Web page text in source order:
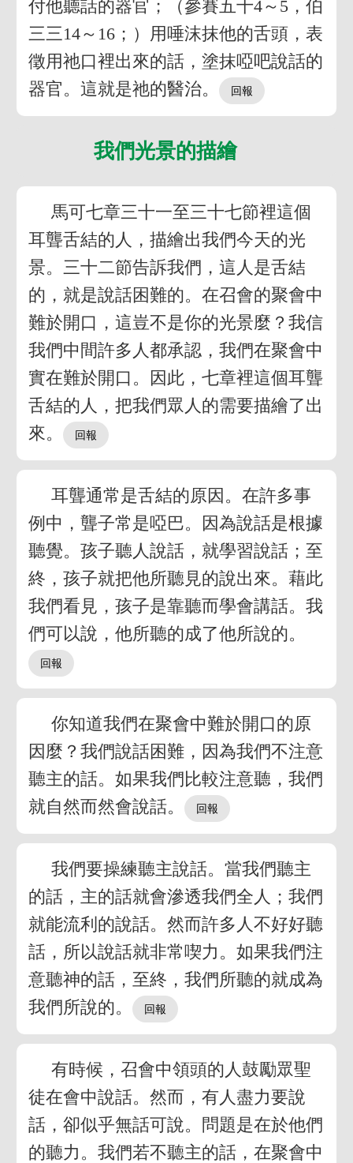
付他聽話的器官；（參賽五十4～5，伯
三三14～16；）用唾沫抹他的舌頭，表
徵用祂口裡出來的話，塗抹啞吧說話的
器官。這就是祂的醫治。
我們光景的描繪
馬可七章三十一至三十七節裡這個
耳聾舌結的人，描繪出我們今天的光
景。三十二節告訴我們，這人是舌結
的，就是說話困難的。在召會的聚會中
難於開口，這豈不是你的光景麼？我信
我們中間許多人都承認，我們在聚會中
實在難於開口。因此，七章裡這個耳聾
舌結的人，把我們眾人的需要描繪了出
來。
耳聾通常是舌結的原因。在許多事
例中，聾子常是啞巴。因為說話是根據
聽覺。孩子聽人說話，就學習說話；至
終，孩子就把他所聽見的說出來。藉此
我們看見，孩子是靠聽而學會講話。我
們可以說，他所聽的成了他所說的。
你知道我們在聚會中難於開口的原
因麼？我們說話困難，因為我們不注意
聽主的話。如果我們比較注意聽，我們
就自然而然會說話。
我們要操練聽主說話。當我們聽主
的話，主的話就會滲透我們全人；我們
就能流利的說話。然而許多人不好好聽
話，所以說話就非常喫力。如果我們注
意聽神的話，至終，我們所聽的就成為
我們所說的。
有時候，召會中領頭的人鼓勵眾聖
徒在會中說話。然而，有人盡力要說
話，卻似乎無話可說。問題是在於他們
的聽力。我們若不聽主的話，在聚會中